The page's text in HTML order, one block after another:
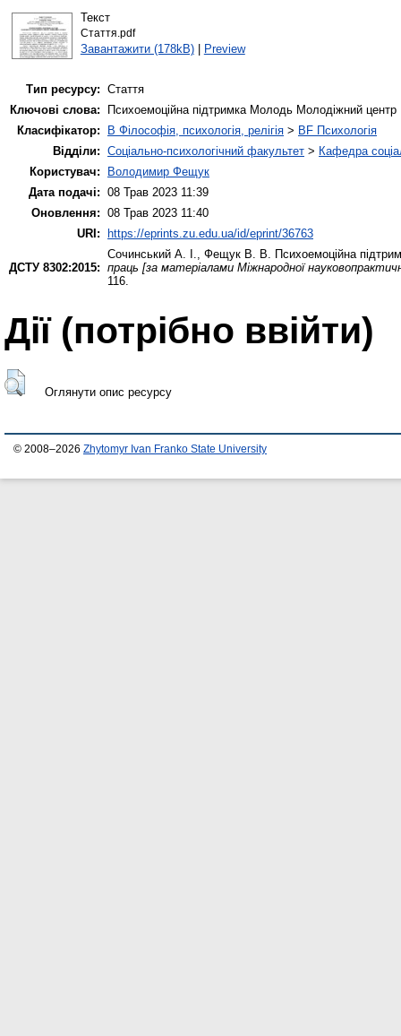
Текст
Стаття.pdf
Завантажити (178kB)| Preview
Тип ресурсу: Стаття
Ключові слова:
Психоемоційна підтримка Молодь Молодіжний центр
Класифікатор:
B Філософія, психологія, релігія > BF Психологія
Відділи: Соціально-психологічний факультет > Кафедра
Користувач:
Володимир Фещук
Дата подачі: 08 Трав 2023 11:39
Оновлення: 08 Трав 2023 11:40
URI:
https://eprints.zu.edu.ua/id/eprint/36763
ДСТУ 8302:2015:
Сочинський А. І., Фещук В. В. Психоемоційна
праць [за матеріалами Міжнародної
116.
Дії ​​(потрібно ввійти)
Оглянути опис ресурсу
© 2008–2026 Zhytomyr Ivan Franko State University